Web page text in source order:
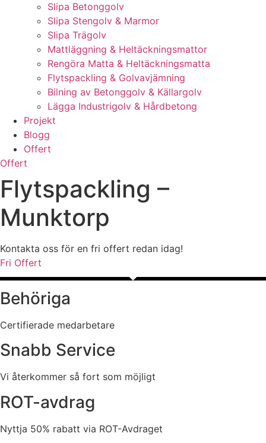
Slipa Betonggolv
Slipa Stengolv & Marmor
Slipa Trägolv
Mattläggning & Heltäckningsmattor
Rengöra Matta & Heltäckningsmatta
Flytspackling & Golvavjämning
Bilning av Betonggolv & Källargolv
Lägga Industrigolv & Hårdbetong
Projekt
Blogg
Offert
Offert
Flytspackling –
Munktorp
Kontakta oss för en fri offert redan idag!
Fri Offert
Behöriga
Certifierade medarbetare
Snabb Service
Vi återkommer så fort som möjligt
ROT-avdrag
Nyttja 50% rabatt via ROT-Avdraget